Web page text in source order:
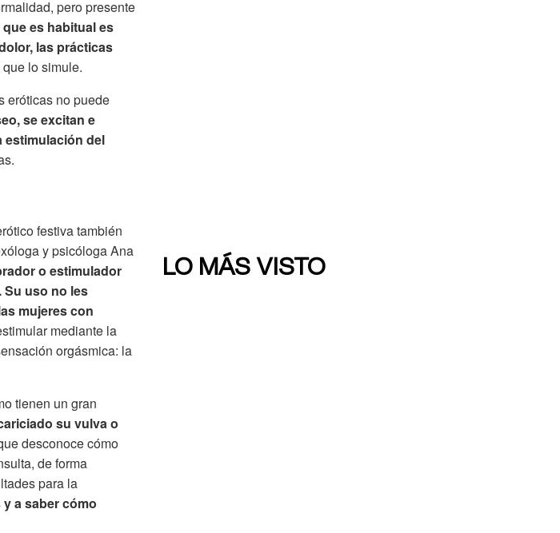
pero presente
que es habitual es
las prácticas
lo simule.
eróticas no puede
se excitan e
estimulación del
festiva también
y psicóloga Ana
o estimulador
Su uso no les
mujeres con
mediante la
orgásmica: la
tienen un gran
su vulva o
desconoce cómo
de forma
para la
a saber cómo
LO MÁS VISTO